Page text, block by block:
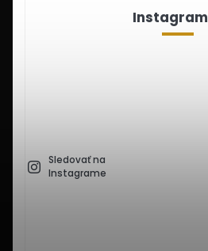
Instagram
Sledovať na
Instagrame